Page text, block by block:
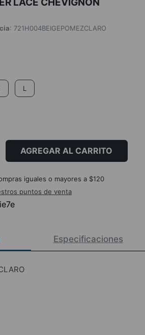
LACE CHEVIGNON
: 721H004BEIGEPOMEZCLARO
L
AGREGAR AL CARRITO
iguales o mayores a $120
puntos de venta
Especificaciones